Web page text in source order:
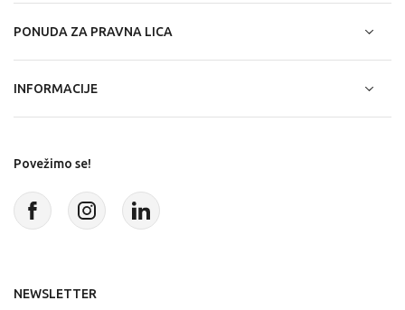
PONUDA ZA PRAVNA LICA
INFORMACIJE
Povežimo se!
NEWSLETTER